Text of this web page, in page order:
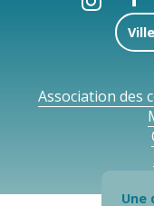
Une
Association des